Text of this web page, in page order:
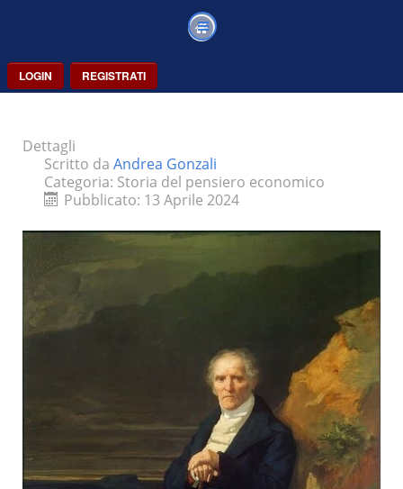
LOGIN REGISTRATI
Dettagli
Scritto da Andrea Gonzali
Categoria: Storia del pensiero economico
Pubblicato: 13 Aprile 2024